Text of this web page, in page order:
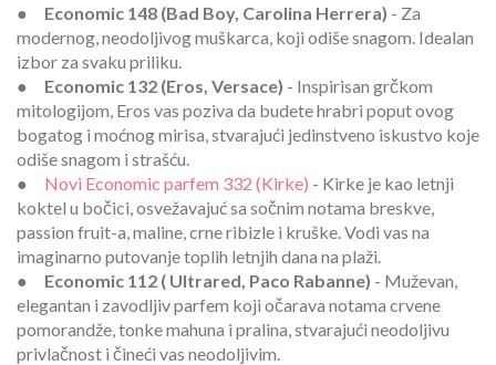
● Economic 148 (Bad Boy, Carolina Herrera) - Za
modernog, neodoljivog muškarca, koji odiše snagom. Idealan
izbor za svaku priliku.
● Economic 132 (Eros, Versace) - Inspirisan grčkom
mitologijom, Eros vas poziva da budete hrabri poput ovog
bogatog i moćnog mirisa, stvarajući jedinstveno iskustvo koje
odiše snagom i strašću.
● Novi Economic parfem 332 (Kirke) - Kirke je kao letnji
koktel u bočici, osvežavajuć sa sočnim notama breskve,
passion fruit-a, maline, crne ribizle i kruške. Vodi vas na
imaginarno putovanje toplih letnjih dana na plaži.
● Economic 112 ( Ultrared, Paco Rabanne) - Muževan,
elegantan i zavodljiv parfem koji očarava notama crvene
pomorandže, tonke mahuna i pralina, stvarajući neodoljivu
privlačnost i čineći vas neodoljivim.